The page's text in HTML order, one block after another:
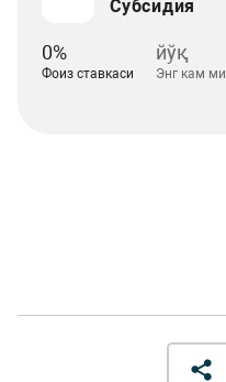
Субсидия
0%
Фоиз ставкаси
йўқ
Энг кам